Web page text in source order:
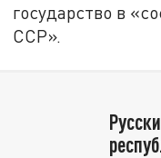
государство в
ССР».